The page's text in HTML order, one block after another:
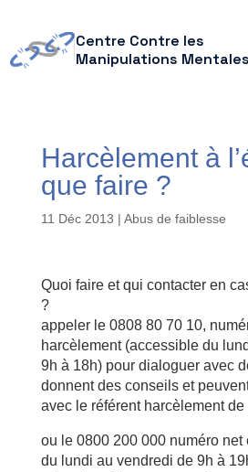
Centre Contre les
Manipulations Mentales
Harcèlement à
que faire ?
11 Déc 2013 | Abus de faiblesse
Quoi faire et qui contacter en
?
appeler le 0808 80 70 10,
harcèlement (accessible du
9h à 18h) pour dialoguer avec
donnent des conseils et
avec le référent harcèlement de
ou le 0800 200 000 numéro
du lundi au vendredi de 9h à